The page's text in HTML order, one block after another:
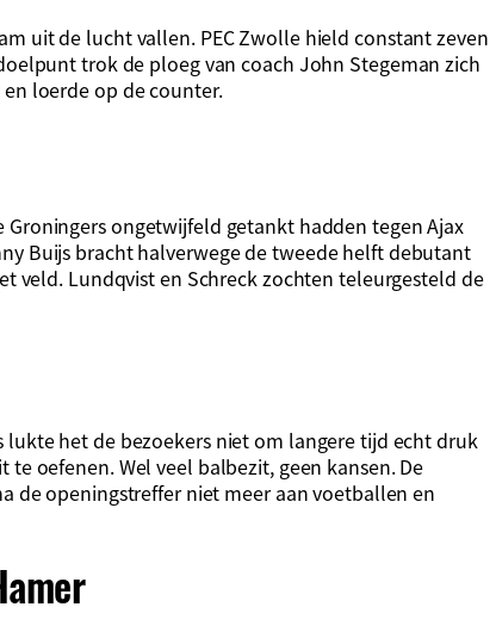
uit de lucht vallen. PEC Zwolle hield constant zeven
trok de ploeg van coach John Stegeman zich
loerde op de counter.
ongetwijfeld getankt hadden tegen Ajax
Buijs bracht halverwege de tweede helft debutant
veld. Lundqvist en Schreck zochten teleurgesteld de
lukte het de bezoekers niet om langere tijd echt druk
te oefenen. Wel veel balbezit, geen kansen. De
de openingstreffer niet meer aan voetballen en